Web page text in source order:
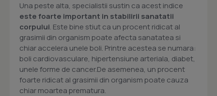
Una peste alta, specialistii sustin ca acest indice
este foarte important in stabilirii sanatatii
corpului. Este bine stiut ca un procent ridicat al
grasimii din organism poate afecta sanatatea si
chiar accelera unele boli. Printre acestea se numara:
boli cardiovasculare, hipertensiune arteriala, diabet,
unele forme de cancer.De asemenea, un procent
foarte ridicat al grasimii din organism poate cauza
chiar moartea prematura.